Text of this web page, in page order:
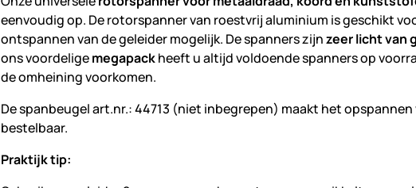
eenvoudig op. De rotorspanner van roestvrij aluminium is geschikt
ontspannen van de geleider mogelijk. De spanners zijnzeer licht van
ons voordeligemegapackheeft u altijd voldoende spanners op
de omheining voorkomen.
De spanbeugel art.nr.: 44713 (niet inbegrepen) maakt het
bestelbaar.
Praktijk tip: